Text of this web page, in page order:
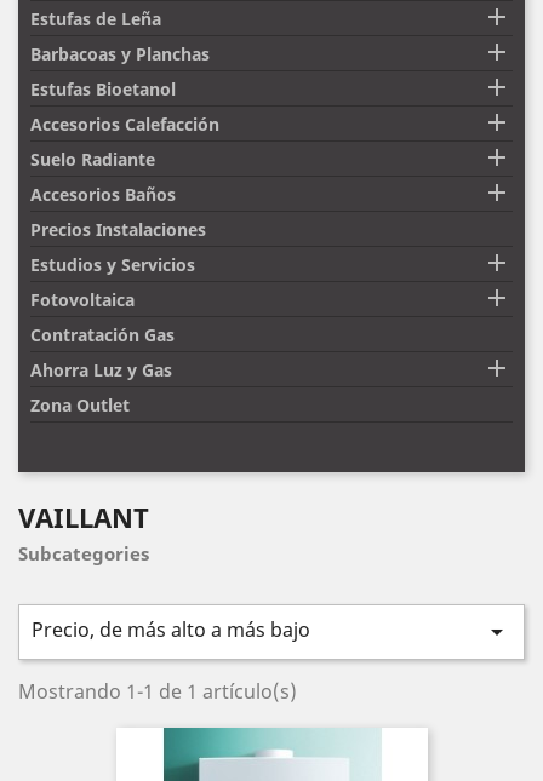
Estufas de Leña 
Barbacoas y Planchas 
Estufas Bioetanol 
Accesorios Calefacción 
Suelo Radiante 
Accesorios Baños 
Precios Instalaciones
Estudios y Servicios

Fotovoltaica 
Contratación Gas
Ahorra Luz y Gas

Zona Outlet
VAILLANT
Subcategories
Precio, de más alto a más bajo 
Mostrando 1-1 de 1 artículo(s)